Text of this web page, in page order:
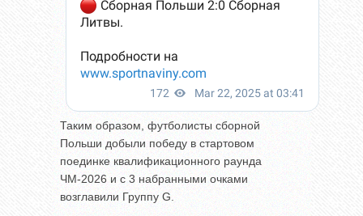
Таким образом, футболисты сборной
Польши добыли победу в стартовом
поединке квалификационного раунда
ЧМ-2026 и с 3 набранными очками
возглавили Группу G.